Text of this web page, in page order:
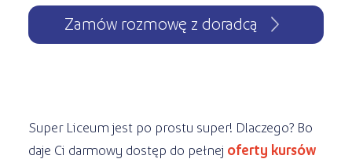
Zamów rozmowę z doradcą
Super Liceum jest po prostu super! Dlaczego? Bo
daje Ci darmowy dostęp do pełnej oferty kursów